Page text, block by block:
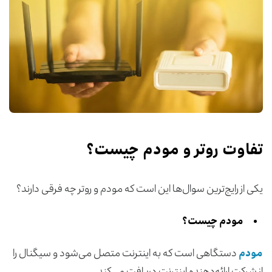
تفاوت روتر و مودم چیست؟
یکی از رایج‌ترین سوال‌ها این است که مودم و روتر چه فرقی دارند؟
مودم چیست؟
مودم دستگاهی است که به اینترنت متصل می‌شود و سیگنال را